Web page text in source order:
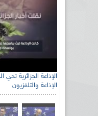
الإذاعة والتلفزيون